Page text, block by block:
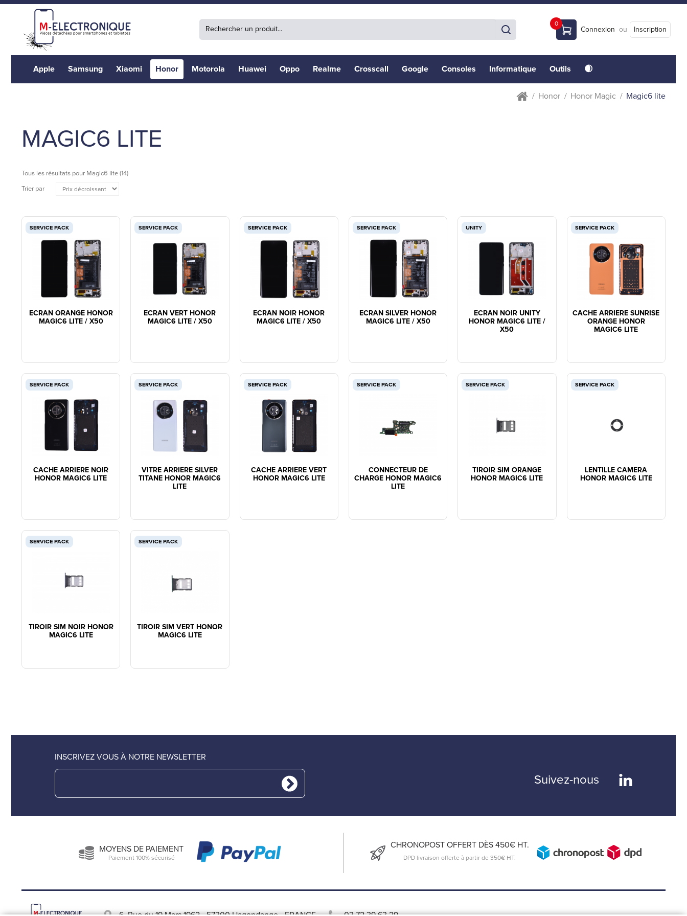
0
Connexion ou Inscription
Apple Samsung Xiaomi Honor Motorola Huawei Oppo Realme Crosscall Google Consoles Informatique Outils 🌒
Honor Honor Magic Magic6 lite
MAGIC6 LITE
Tous les résultats pour Magic6 lite(14)
Trier par
SERVICE PACK
ECRAN ORANGE HONOR
MAGIC6 LITE / X50
SERVICE PACK
ECRAN VERT HONOR
MAGIC6 LITE / X50
SERVICE PACK
ECRAN NOIR HONOR
MAGIC6 LITE / X50
SERVICE PACK
ECRAN SILVER HONOR
MAGIC6 LITE / X50
UNITY
ECRAN NOIR UNITY
HONOR MAGIC6 LITE /
X50
SERVICE PACK
CACHE ARRIERE SUNRISE
ORANGE HONOR
MAGIC6 LITE
SERVICE PACK
CACHE ARRIERE NOIR
HONOR MAGIC6 LITE
SERVICE PACK
VITRE ARRIERE SILVER
TITANE HONOR MAGIC6
LITE
SERVICE PACK
CACHE ARRIERE VERT
HONOR MAGIC6 LITE
SERVICE PACK
CONNECTEUR DE
CHARGE HONOR MAGIC6
LITE
SERVICE PACK
TIROIR SIM ORANGE
HONOR MAGIC6 LITE
SERVICE PACK
LENTILLE CAMERA
HONOR MAGIC6 LITE
SERVICE PACK
TIROIR SIM NOIR HONOR
MAGIC6 LITE
SERVICE PACK
TIROIR SIM VERT HONOR
MAGIC6 LITE
INSCRIVEZ VOUS À NOTRE NEWSLETTER
Suivez-nous
MOYENS DE PAIEMENT
Paiement 100% sécurisé
CHRONOPOST OFFERT DÈS 450€ HT.
DPD livraison offerte à partir de 350€ HT.